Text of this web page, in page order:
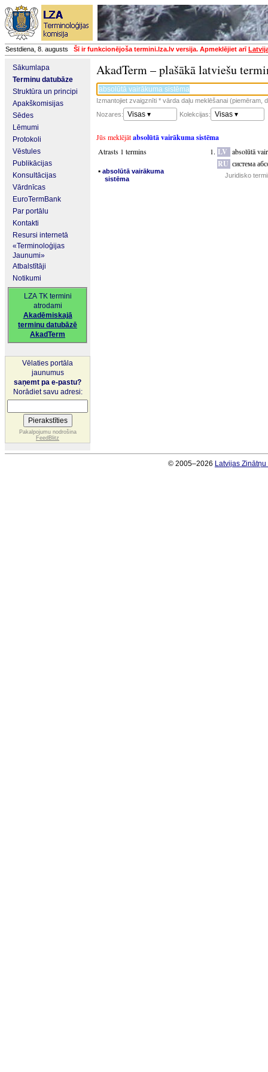
Sestdiena, 8. augusts Šī ir funkcionējoša termini.lza.lv versija. Apmeklējiet arī
Sākumlapa
Terminu datubāze
Struktūra un principi
Apakškomisijas
Sēdes
Lēmumi
Protokoli
Vēstules
Publikācijas
Konsultācijas
Vārdnīcas
EuroTermBank
Par portālu
Kontakti
Resursi internetā
«Terminoloģijas
Jaunumi»
Atbalstītāji
Notikumi
LZA TK termini
atrodami
Akadēmiskajā
terminu datubāzē
AkadTerm
Vēlaties portāla
jaunumus
saņemt pa e-pastu?
Norādiet savu adresi:
Pakalpojumu nodrošina
FeedBlitz
AkadTerm – plašākā latviešu
Izmantojiet zvaigznīti * vārda daļu meklēšanai (piemēram,
Nozares:
Visas ▾ Kolekcijas: Visas ▾
Jūs meklējātabsolūtā vairākuma sistēma
Atrasts 1 termins
▪ absolūtā vairākuma
sistēma
LV absolūtā
RU система
Juridisko
© 2005–2026 Latvijas